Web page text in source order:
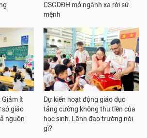
CSGDĐH mở ngành xa rời sứ
mệnh
Giảm ít
sở giáo
nguồn
Dự kiến hoạt động giáo dục
tăng cường không thu tiền của
học sinh: Lãnh đạo trường nói
gì?